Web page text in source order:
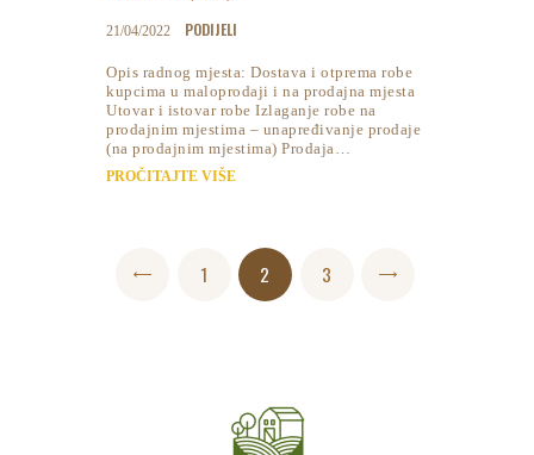
21/04/2022 PODIJELI
Opis radnog mjesta: Dostava i otprema robe
kupcima u maloprodaji i na prodajna mjesta
Utovar i istovar robe Izlaganje robe na
prodajnim mjestima – unapređivanje prodaje
(na prodajnim mjestima) Prodaja…
PROČITAJTE VIŠE
Posts
<
PAGE
1 PAGE
2 PAGE
3